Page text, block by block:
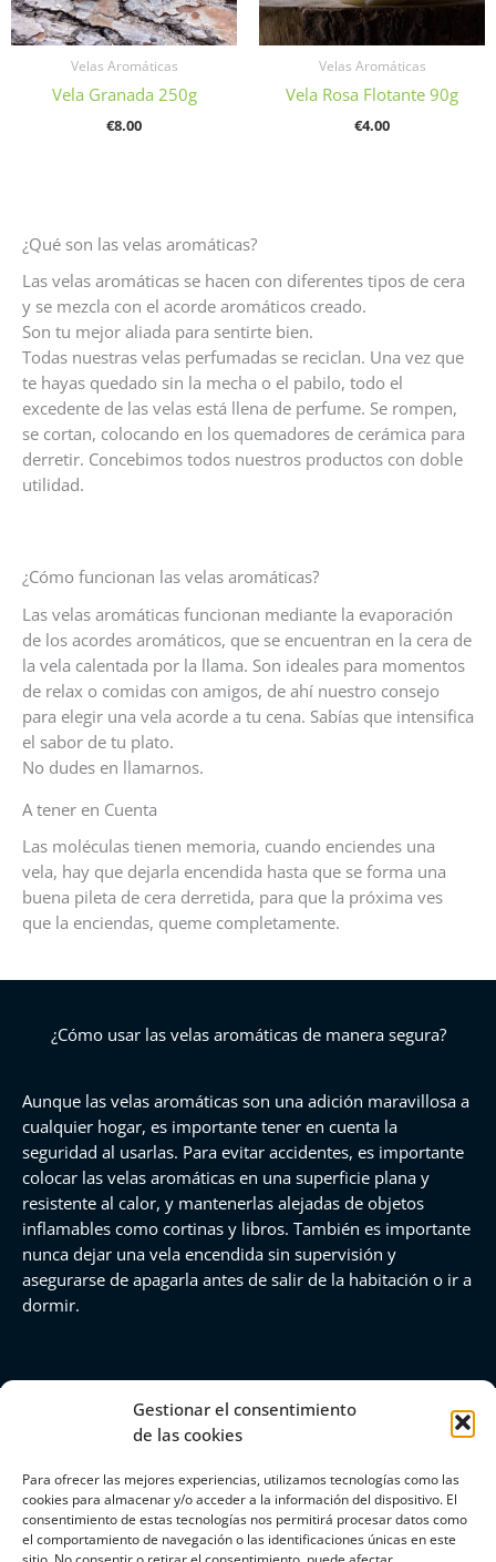
Gestionar el consentimiento
de las cookies
Para ofrecer las mejores experiencias, utilizamos tecnologías como las
cookies para almacenar y/o acceder a la información del dispositivo. El
consentimiento de estas tecnologías nos permitirá procesar datos como
el comportamiento de navegación o las identificaciones únicas en este
Velas Aromáticas
Vela Granada 250g
€8.00
Velas Aromáticas
Vela Rosa Flotante 90g
€4.00
¿Qué son las velas aromáticas?
Las velas aromáticas se hacen con diferentes tipos de cera
y se mezcla con el acorde aromáticos creado.
Son tu mejor aliada para sentirte bien.
Todas nuestras velas perfumadas se reciclan. Una vez que
te hayas quedado sin la mecha o el pabilo, todo el
excedente de las velas está llena de perfume. Se rompen,
se cortan, colocando en los quemadores de cerámica para
derretir. Concebimos todos nuestros productos con doble
utilidad.
¿Cómo funcionan las velas aromáticas?
Las velas aromáticas funcionan mediante la evaporación
de los acordes aromáticos, que se encuentran en la cera de
la vela calentada por la llama. Son ideales para momentos
de relax o comidas con amigos, de ahí nuestro consejo
para elegir una vela acorde a tu cena. Sabías que intensifica
el sabor de tu plato.
No dudes en llamarnos.
A tener en Cuenta
Las moléculas tienen memoria, cuando enciendes una
vela, hay que dejarla encendida hasta que se forma una
buena pileta de cera derretida, para que la próxima ves
que la enciendas, queme completamente.
¿Cómo usar las velas aromáticas de manera segura?
Aunque las velas aromáticas son una adición maravillosa a
cualquier hogar, es importante tener en cuenta la
seguridad al usarlas. Para evitar accidentes, es importante
colocar las velas aromáticas en una superficie plana y
resistente al calor, y mantenerlas alejadas de objetos
inflamables como cortinas y libros. También es importante
nunca dejar una vela encendida sin supervisión y
asegurarse de apagarla antes de salir de la habitación o ir a
dormir.
COPYRIGHT © 2026 |MARIA DEL PILAR FREIXAS |
606981359 |PILAR_DIE23@HOTMAIL.COM